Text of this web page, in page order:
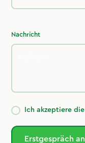
Nachricht
Ich akzeptiere die